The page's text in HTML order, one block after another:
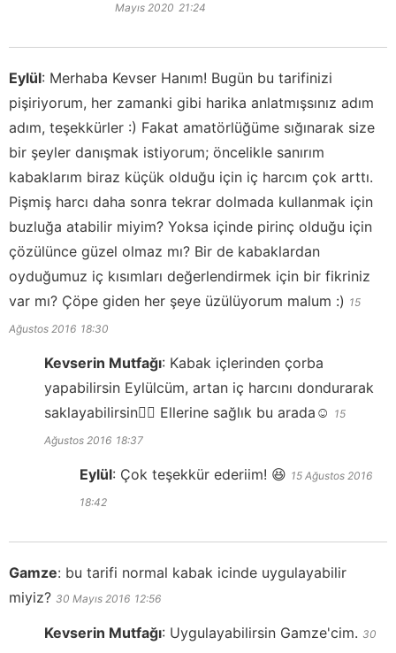
Mayıs 2020 21:24
Eylül: Merhaba Kevser Hanım! Bugün bu tarifinizi
pişiriyorum, her zamanki gibi harika anlatmışsınız adım
adım, teşekkürler :) Fakat amatörlüğüme sığınarak size
bir şeyler danışmak istiyorum; öncelikle sanırım
kabaklarım biraz küçük olduğu için iç harcım çok arttı.
Pişmiş harcı daha sonra tekrar dolmada kullanmak için
buzluğa atabilir miyim? Yoksa içinde pirinç olduğu için
çözülünce güzel olmaz mı? Bir de kabaklardan
oyduğumuz iç kısımları değerlendirmek için bir fikriniz
var mı? Çöpe giden her şeye üzülüyorum malum :) 15
Ağustos 2016 18:30
Kevserin Mutfağı: Kabak içlerinden çorba
yapabilirsin Eylülcüm, artan iç harcını dondurarak
saklayabilirsin👍🏻 Ellerine sağlık bu arada☺️ 15
Ağustos 2016 18:37
Eylül: Çok teşekkür ederiim! 😆 15 Ağustos 2016
18:42
Gamze: bu tarifi normal kabak icinde uygulayabilir
miyiz? 30 Mayıs 2016 12:56
Kevserin Mutfağı: Uygulayabilirsin Gamze'cim. 30